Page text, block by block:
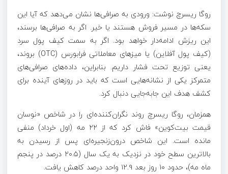
روگا ریسرچ نوشت: ورودی به صرافی‌ها نشان می‌دهد که آیا این
سکه‌ها در مسیر فروش هستند یا خیر. اگر به صرافی‌ها برسند،
این ریزش ادامه‌دار خواهد بود. اگر به سمت کیف پول سرد
(کیف پول آفلاین) یا میزهای معاملاتی فرابورس (OTC) بروند،
یعنی توزیع تحت فشار داریم. بنابراین، داده‌های صرافی‌های
متمرکز یکی از نشانه‌هایی است که باید در روزهای آینده برای
کشف هدف این جابه‌جایی دنبال کرد.
همزمان، روگا ریسرچ روند نگران‌کننده‌ای را در شاخص «نوسان
قیمت بیت‌کوین» فاش کرد که از ۲۲ مه (اول خرداد) منفی
مانده است. این شاخص درون‌زنجیره‌ای پس از رسیدن به
بالاترین سطح خود در نزدیک به یک سال (۲۰.۵ درصد در پنجم
ماه مه)، حدود ۱۰ روز بعد ۱۲.۹ واحد درصد کاهش یافت.